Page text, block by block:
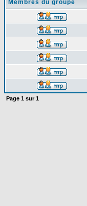
Membres du groupe
Page 1 sur1